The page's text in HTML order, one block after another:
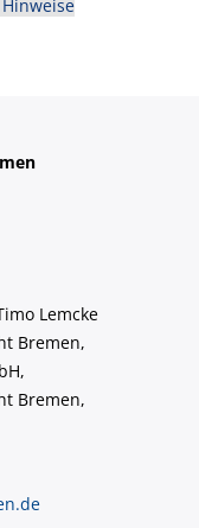
Lemcke
Bremen,
Bremen,